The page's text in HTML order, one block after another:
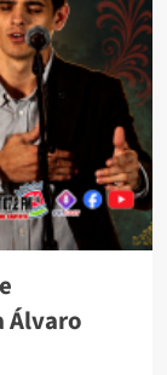
Álvaro